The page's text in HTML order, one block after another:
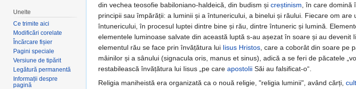
din vechea teosofie babiloniano-haldeică, din budism și creștinism, în care domină
principii sau împărății: a luminii și a întunericului, a binelui și răului. Fiecare om
întunericului, în procesul luptei dintre bine și rău, dintre întuneric și lumină.
elementele luminoase salvate din această luptă s-au așezat în soare și au devenit
elementul rău se face prin învățătura lui Iisus Hristos, care a coborât din soare pe
mâinilor și a sânului (signacula oris, manus et sinus), adică a se feri de păcatele
restabilească învățătura lui Iisus „pe care apostolii Săi au falsificat-o“.
Religia maniheistă era organizată ca o nouă religie, "religia luminii", având cărți, cult
Unelte
Ce trimite aici
Modificări corelate
Încărcare fișier
Pagini speciale
Versiune de tipărit
Legătură permanentă
Informații despre
pagină